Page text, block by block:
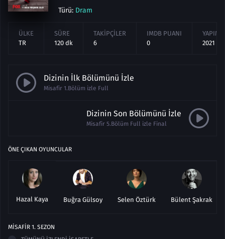
Türü: Dram
ÜLKE
TR
SÜRE
120 dk
TAKIPÇILER
6
IMDB PUANI
0
YAPIM
2021
Dizinin İlk Bölümünü İzle
Misafir 1.Bölüm izle Full
Dizinin Son Bölümünü İzle
Misafir 5.Bölüm Full izle Final
ÖNE ÇIKAN OYUNCULAR
Hazal Kaya Buğra Gülsoy Selen Öztürk Bülent Şakrak
MISAFIR 1. SEZON